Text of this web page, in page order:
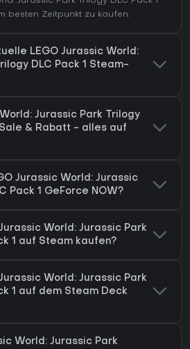
besten Zeitpunkt zu kaufen.
LEGO Jurassic World:
DLC Pack 1 Steam-
Jurassic Park Trilogy
Sale & Rabatt - alles auf
Jurassic World: Jurassic
Pack 1 GeForce NOW?
Jurassic World: Jurassic Park
1 auf Steam kaufen?
Jurassic World: Jurassic Park
1 auf dem Steam Deck
World: Jurassic Park